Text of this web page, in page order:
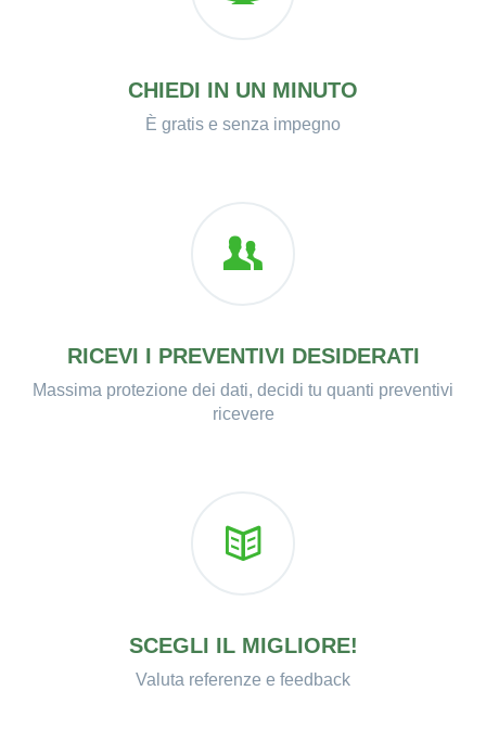
CHIEDI IN UN MINUTO
È gratis e senza impegno
RICEVI I PREVENTIVI DESIDERATI
Massima protezione dei dati, decidi tu quanti preventivi
ricevere
SCEGLI IL MIGLIORE!
Valuta referenze e feedback